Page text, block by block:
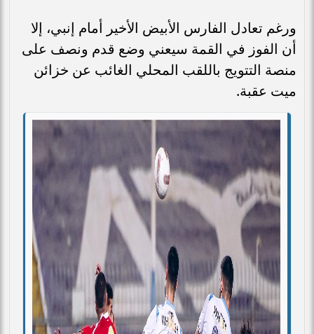
ورغم تعادل الفارس الأبيض الأخير أمام إنبي، إلا
أن الفوز في القمة سيعني وضع قدم ونصف على
منصة التتويج باللقب المحلي الغائب عن خزائن
ميت عقبة.